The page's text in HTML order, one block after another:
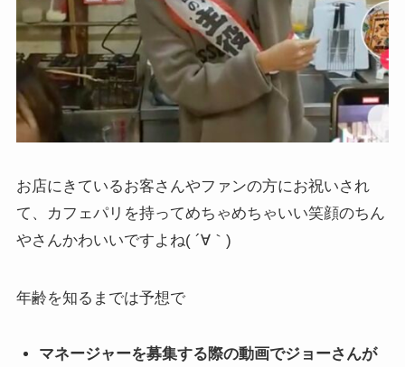
お店にきているお客さんやファンの方にお祝いされ
て、カフェパリを持ってめちゃめちゃいい笑顔のちん
やさんかわいいですよね( ´∀｀)
年齢を知るまでは予想で
マネージャーを募集する際の動画でジョーさんが